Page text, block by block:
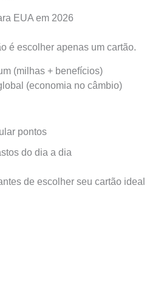
EUA em 2026
é escolher apenas um cartão.
(milhas + benefícios)
(economia no câmbio)
pontos
do dia a dia
de escolher seu cartão ideal